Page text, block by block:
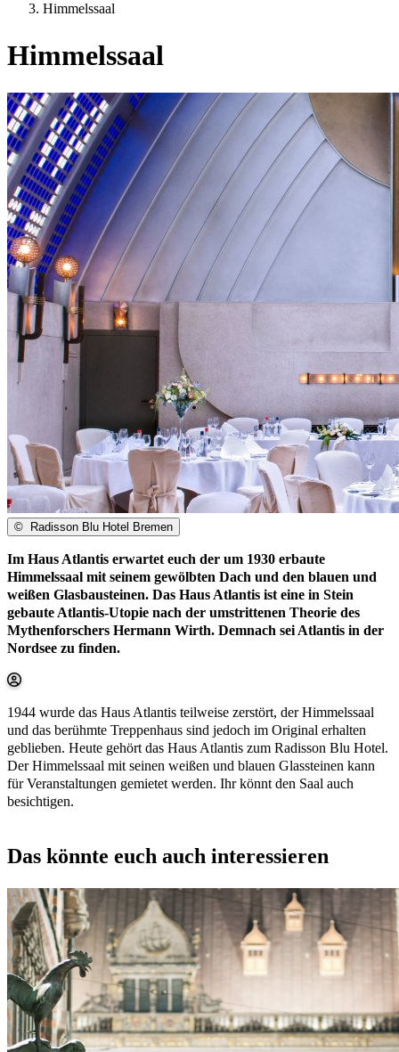
Himmelssaal
Himmelssaal
© Radisson Blu Hotel Bremen
Im Haus Atlantis erwartet euch der um 1930 erbaute
Himmelssaal mit seinem gewölbten Dach und den blauen und
weißen Glasbausteinen. Das Haus Atlantis ist eine in Stein
gebaute Atlantis-Utopie nach der umstrittenen Theorie des
Mythenforschers Hermann Wirth. Demnach sei Atlantis in der
Nordsee zu finden.
1944 wurde das Haus Atlantis teilweise zerstört, der Himmelssaal
und das berühmte Treppenhaus sind jedoch im Original erhalten
geblieben. Heute gehört das Haus Atlantis zum Radisson Blu Hotel.
Der Himmelssaal mit seinen weißen und blauen Glassteinen kann
für Veranstaltungen gemietet werden. Ihr könnt den Saal auch
besichtigen.
Das könnte euch auch interessieren